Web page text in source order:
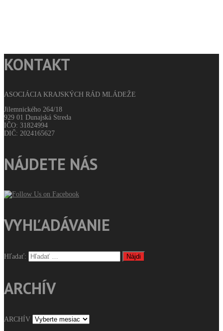
KONTAKT
ASOCIÁCIA KRAJSKÝCH RÁD MLÁDEŽE
Jilemnického 264/18
929 01 Dunajská Streda
IČO: 31824994
DIČ: 2024165627
NÁJDETE NÁS
VYHĽADÁVANIE
Hľadať:
ARCHÍV
ARCHÍV